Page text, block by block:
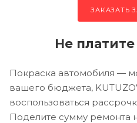
ЗАКАЗАТЬ
Не платите
Покраска автомобиля —
вашего бюджета,
воспользоваться
Поделите сумму ремонта